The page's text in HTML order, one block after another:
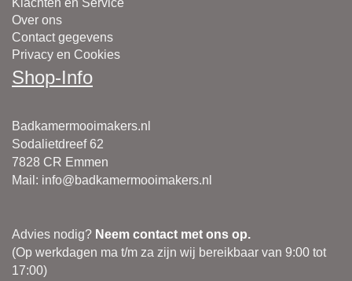
Klachten en Service
Over ons
Contact gegevens
Privacy en Cookies
Shop-Info
Badkamermooimakers.nl
Sodalietdreef 62
7828 CR Emmen
Mail : info@badkamermooimakers.nl
Advies nodig? Neem contact met ons op.
(Op werkdagen ma t/m za zijn wij bereikbaar van 9:00 tot
17:00)